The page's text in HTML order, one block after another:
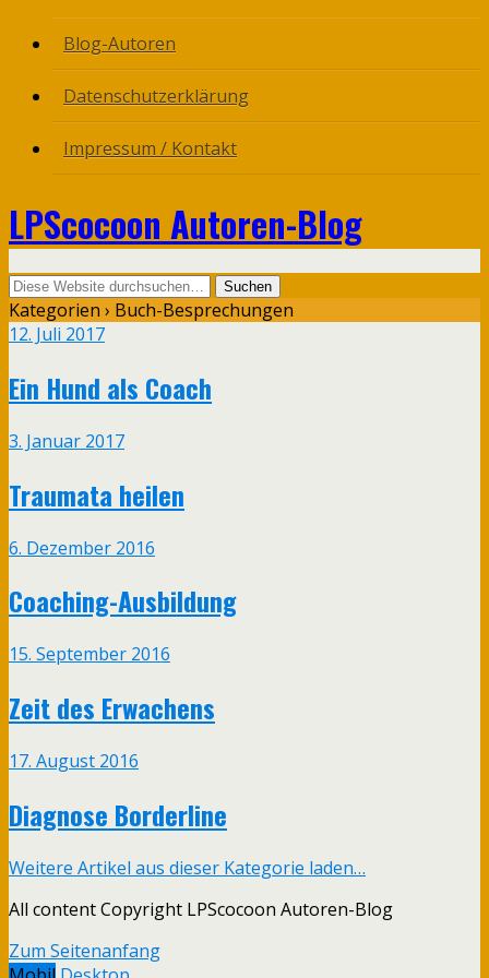
Blog-Autoren
Datenschutzerklärung
Impressum / Kontakt
LPScocoon Autoren-Blog
Kategorien › Buch-Besprechungen
12. Juli 2017
Ein Hund als Coach
3. Januar 2017
Traumata heilen
6. Dezember 2016
Coaching-Ausbildung
15. September 2016
Zeit des Erwachens
17. August 2016
Diagnose Borderline
Weitere Artikel aus dieser Kategorie laden…
All content Copyright LPScocoon Autoren-Blog
Zum Seitenanfang